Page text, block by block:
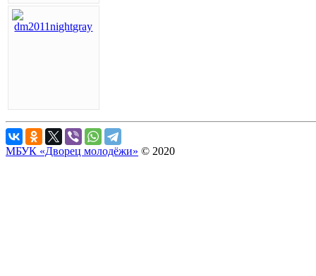
МБУК «Дворец молодёжи» © 2020